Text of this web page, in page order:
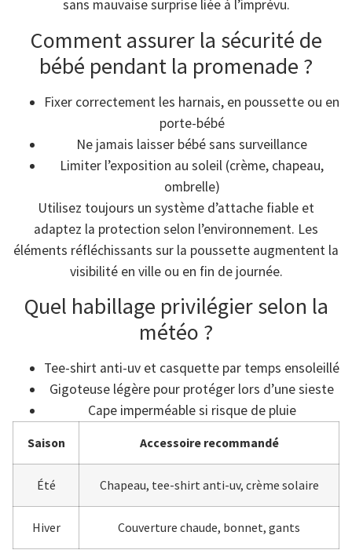
sans mauvaise surprise liée à l’imprévu.
Comment assurer la sécurité de
bébé pendant la promenade ?
Fixer correctement les harnais, en poussette ou en
porte-bébé
Ne jamais laisser bébé sans surveillance
Limiter l’exposition au soleil (crème, chapeau,
ombrelle)
Utilisez toujours un système d’attache fiable et
adaptez la protection selon l’environnement. Les
éléments réfléchissants sur la poussette augmentent la
visibilité en ville ou en fin de journée.
Quel habillage privilégier selon la
météo ?
Tee-shirt anti-uv et casquette par temps ensoleillé
Gigoteuse légère pour protéger lors d’une sieste
Cape imperméable si risque de pluie
Saison Accessoire recommandé
Été Chapeau, tee-shirt anti-uv, crème solaire
Hiver Couverture chaude, bonnet, gants